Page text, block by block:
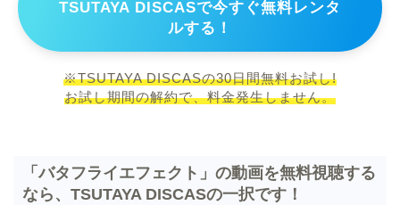
TSUTAYA DISCASで今すぐ無料レンタ
ルする！
※TSUTAYA DISCASの30日間無料お試し!
お試し期間の解約で、料金発生しません。
「バタフライエフェクト」の動画を無料視聴する
なら、TSUTAYA DISCASの一択です！